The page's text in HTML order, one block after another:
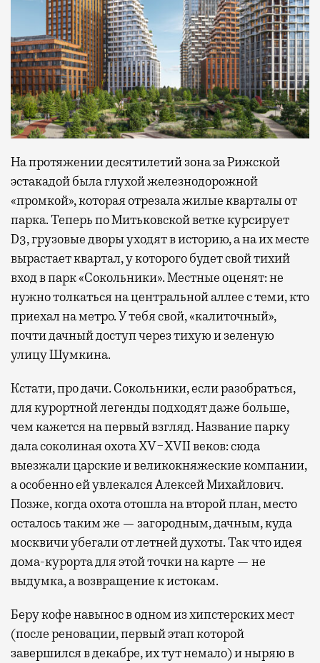
На протяжении десятилетий зона за Рижской
эстакадой была глухой железнодорожной
«промкой», которая отрезала жилые кварталы от
парка. Теперь по Митьковской ветке курсирует
D3, грузовые дворы уходят в историю, а на их месте
вырастает квартал, у которого будет свой тихий
вход в парк «Сокольники». Местные оценят: не
нужно толкаться на центральной аллее с теми, кто
приехал на метро. У тебя свой, «калиточный»,
почти дачный доступ через тихую и зеленую
улицу Шумкина.
Кстати, про дачи. Сокольники, если разобраться,
для курортной легенды подходят даже больше,
чем кажется на первый взгляд. Название парку
дала соколиная охота XV−XVII веков: сюда
выезжали царские и великокняжеские компании,
а особенно ей увлекался Алексей Михайлович.
Позже, когда охота отошла на второй план, место
осталось таким же — загородным, дачным, куда
москвичи убегали от летней духоты. Так что идея
дома-курорта для этой точки на карте — не
выдумка, а возвращение к истокам.
Беру кофе навынос в одном из хипстерских мест
(после реновации, первый этап которой
завершился в декабре, их тут немало) и ныряю в